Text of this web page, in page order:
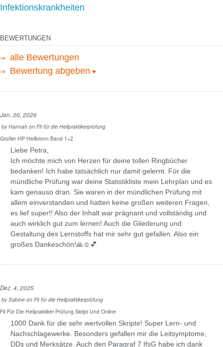
Infektionskrankheiten
BEWERTUNGEN
⇒ alle Bewertungen
⇒ Bewertung abgeben ♥
Jan. 20, 2026
byHannah on Fit für die Heilpraktikerprüfung
Großer HP Heilbronn Band 1+2
Liebe Petra,
Ich möchte mich von Herzen für deine tollen Ringbücher
bedanken! Ich habe tatsächlich nur damit gelernt. Für die
mündliche Prüfung war deine Statistikliste mein Lehrplan und es
kam genauso dran. Sie waren in der mündlichen Prüfung mit
allem einverstanden und hatten keine großen weiteren Fragen,
es lief super!! Also der Inhalt war prägnant und vollständig und
auch wirklich gut zum lernen! Auch die Gliederung und
Gestaltung des Lernstoffs hat mir sehr gut gefallen. Also ein
großes Dankeschön!🙏☺️💕
Dez. 4, 2025
bySabine on Fit für die Heilpraktikerprüfung
Fit Für Die Heilpraktiker Prüfung Skript Und Online
1000 Dank für die sehr wertvollen Skripte! Super Lern- und
Nachschlagewerke. Besonders gefallen mir die Leitsymptome,
DDs und Merksätze. Auch den Paragraf 7 IfsG habe ich dank